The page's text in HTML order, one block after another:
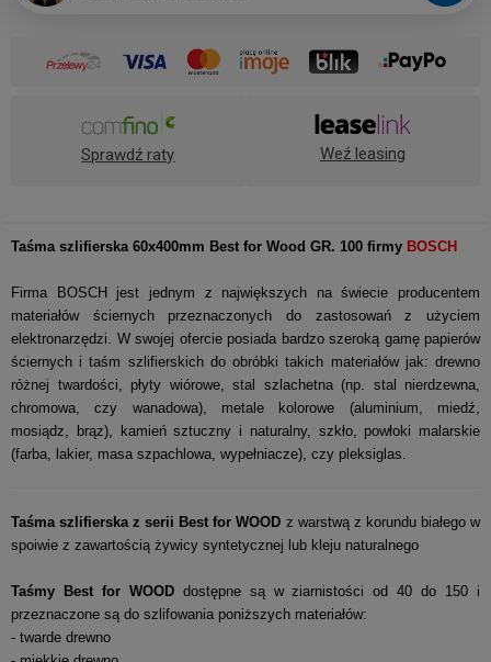
Sprawdź raty Weź leasing
Taśma szlifierska 60x400mm Best for Wood GR. 100 firmy BOSCH
Firma BOSCH jest jednym z największych na świecie producentem
materiałów ściernych przeznaczonych do zastosowań z użyciem
elektronarzędzi. W swojej ofercie posiada bardzo szeroką gamę papierów
ściernych i taśm szlifierskich do obróbki takich materiałów jak: drewno
różnej twardości, płyty wiórowe, stal szlachetna (np. stal nierdzewna,
chromowa, czy wanadowa), metale kolorowe (aluminium, miedź,
mosiądz, brąz), kamień sztuczny i naturalny, szkło, powłoki malarskie
(farba, lakier, masa szpachlowa, wypełniacze), czy pleksiglas.
Taśma szlifierska z serii Best for WOOD z warstwą z korundu białego w
spoiwie z zawartością żywicy syntetycznej lub kleju naturalnego
Taśmy Best for WOOD dostępne są w ziarnistości od 40 do 150 i
przeznaczone są do szlifowania poniższych materiałów:
- twarde drewno